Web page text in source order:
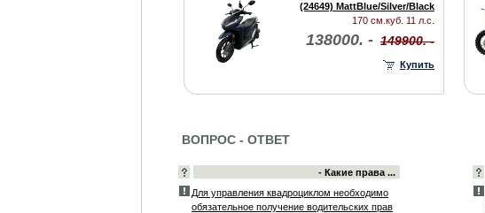
(24649) MattBlue/Silver/Black
170 см.куб. 11 л.с.
138000. - 149900. -
Купить
ВОПРОС - ОТВЕТ
- Какие права ...
Для управления квадроциклом необходимо
обязательное получение водительских прав